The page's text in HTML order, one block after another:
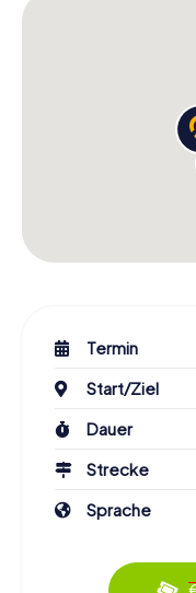
Termin
Start/Ziel
Dauer
Strecke
Sprache